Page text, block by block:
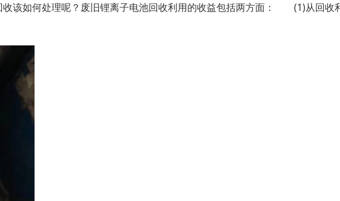
收该如何处理呢？废旧锂离子电池回收利用的收益包括两方面： (1)从回收